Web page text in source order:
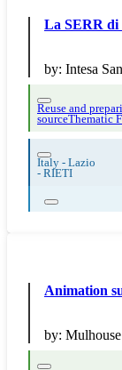
La SERR di
by: Intesa
Reuse and
sourceThematic
Italy - Lazio
- RIETI
Animation
by: